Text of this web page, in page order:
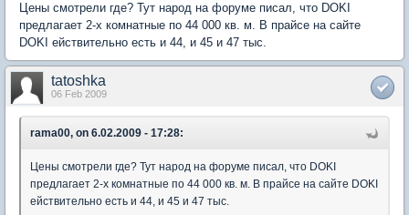
Цены смотрели где? Тут народ на форуме писал, что DOKI
предлагает 2-х комнатные по 44 000 кв. м. В прайсе на сайте
DOKI ействительно есть и 44, и 45 и 47 тыс.
tatoshka
06 Feb 2009
rama00, on 6.02.2009 - 17:28:
Цены смотрели где? Тут народ на форуме писал, что DOKI
предлагает 2-х комнатные по 44 000 кв. м. В прайсе на сайте DOKI
ействительно есть и 44, и 45 и 47 тыс.